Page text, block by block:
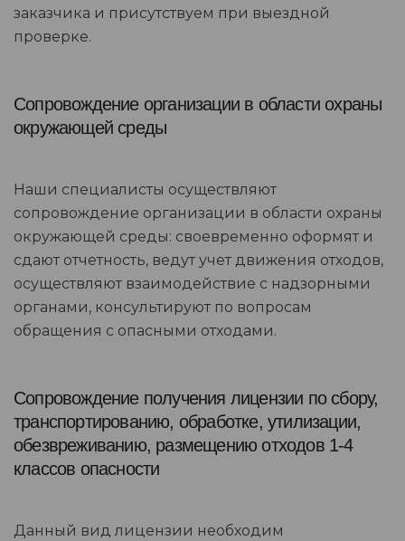
заказчика и присутствуем при выездной
проверке.
Сопровождение организации в области охраны
окружающей среды
Наши специалисты осуществляют
сопровождение организации в области охраны
окружающей среды: своевременно оформят и
сдают отчетность, ведут учет движения отходов,
осуществляют взаимодействие с надзорными
органами, консультируют по вопросам
обращения с опасными отходами.
Сопровождение получения лицензии по сбору,
транспортированию, обработке, утилизации,
обезвреживанию, размещению отходов 1-4
классов опасности
Данный вид лицензии необходим